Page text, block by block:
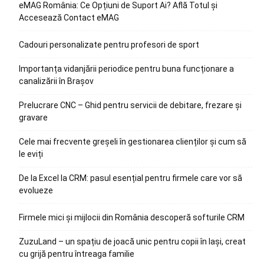
eMAG România: Ce Opțiuni de Suport Ai? Află Totul și
Accesează Contact eMAG
Cadouri personalizate pentru profesori de sport
Importanța vidanjării periodice pentru buna funcționare a
canalizării în Brașov
Prelucrare CNC – Ghid pentru servicii de debitare, frezare și
gravare
Cele mai frecvente greșeli în gestionarea clienților și cum să
le eviți
De la Excel la CRM: pasul esențial pentru firmele care vor să
evolueze
Firmele mici și mijlocii din România descoperă softurile CRM
ZuzuLand – un spațiu de joacă unic pentru copii în Iași, creat
cu grijă pentru întreaga familie